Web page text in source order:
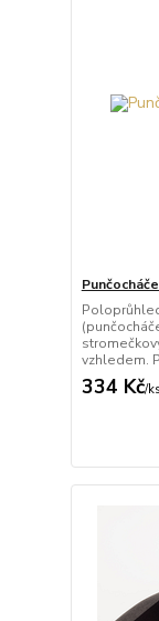
vzhledem.
334 Kč/ks